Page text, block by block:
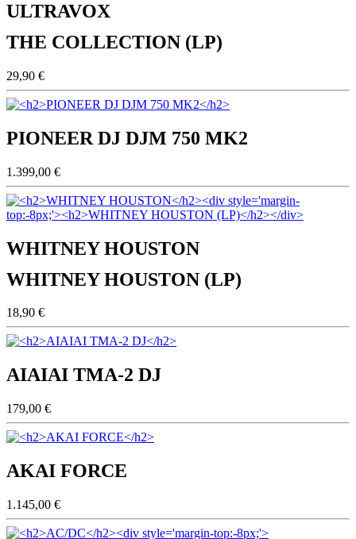
ULTRAVOX
THE COLLECTION (LP)
29,90 €
PIONEER DJ DJM 750 MK2
1.399,00 €
WHITNEY HOUSTON
WHITNEY HOUSTON (LP)
18,90 €
AIAIAI TMA-2 DJ
179,00 €
AKAI FORCE
1.145,00 €